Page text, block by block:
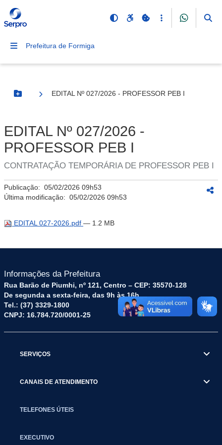
Prefeitura de Formiga
Botão Menu
EDITAL Nº 027/2026 - PROFESSOR PEB I
EDITAL Nº 027/2026 -
PROFESSOR PEB I
CONTRATAÇÃO TEMPORÁRIA DE PROFESSOR PEB I
Publicação: 05/02/2026 09h53
Última modificação: 05/02/2026 09h53
EDITAL 027-2026.pdf — 1.2 MB
Informações da Prefeitura
Rua Barão de Piumhi, nº 121, Centro – CEP: 35570-128
De segunda a sexta-feira, das 9h às 16h
Tel.: (37) 3329-1800
CNPJ: 16.784.720/0001-25
SERVIÇOS
CANAIS DE ATENDIMENTO
TELEFONES ÚTEIS
EXECUTIVO